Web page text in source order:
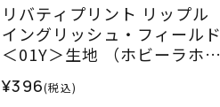
リバティプリント リップル
イングリッシュ・フィールド
＜01Y＞生地 （ホビーラホビ
¥396(税込)